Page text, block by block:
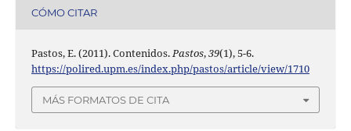
CÓMO CITAR
Pastos, E. (2011). Contenidos. Pastos,39(1), 5-6.
https://polired.upm.es/index.php/pastos/article/view/1710
MÁS FORMATOS DE CITA